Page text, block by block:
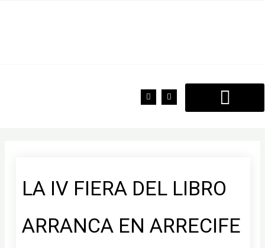
F
a
T
w
LA IV FIERA DEL LIBRO
ARRANCA EN ARRECIFE